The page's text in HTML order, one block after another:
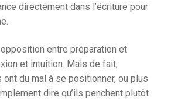
directement dans l’écriture pour
opposition entre préparation et
et intuition. Mais de fait,
ont du mal à se positionner, ou plus
dire qu’ils penchent plutôt